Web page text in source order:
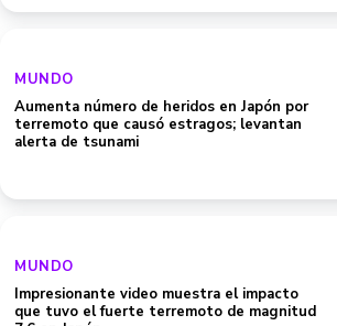
MUNDO
Aumenta número de heridos en Japón por
terremoto que causó estragos; levantan
alerta de tsunami
MUNDO
Impresionante video muestra el impacto
que tuvo el fuerte terremoto de magnitud